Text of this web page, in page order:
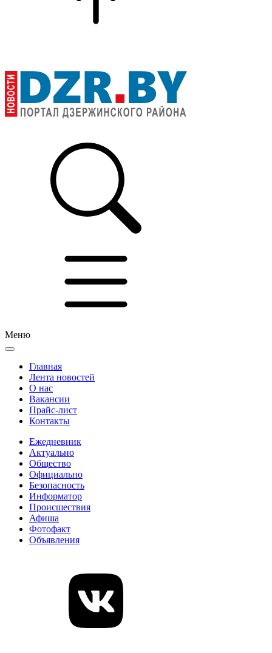
Меню
Главная
Лента новостей
О нас
Вакансии
Прайс-лист
Контакты
Ежедневник
Актуально
Общество
Официально
Безопасность
Информатор
Происшествия
Афиша
Фотофакт
Объявления